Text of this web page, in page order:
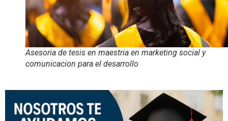
Asesoria de tesis en maestria en marketing social y
comunicacion para el desarrollo